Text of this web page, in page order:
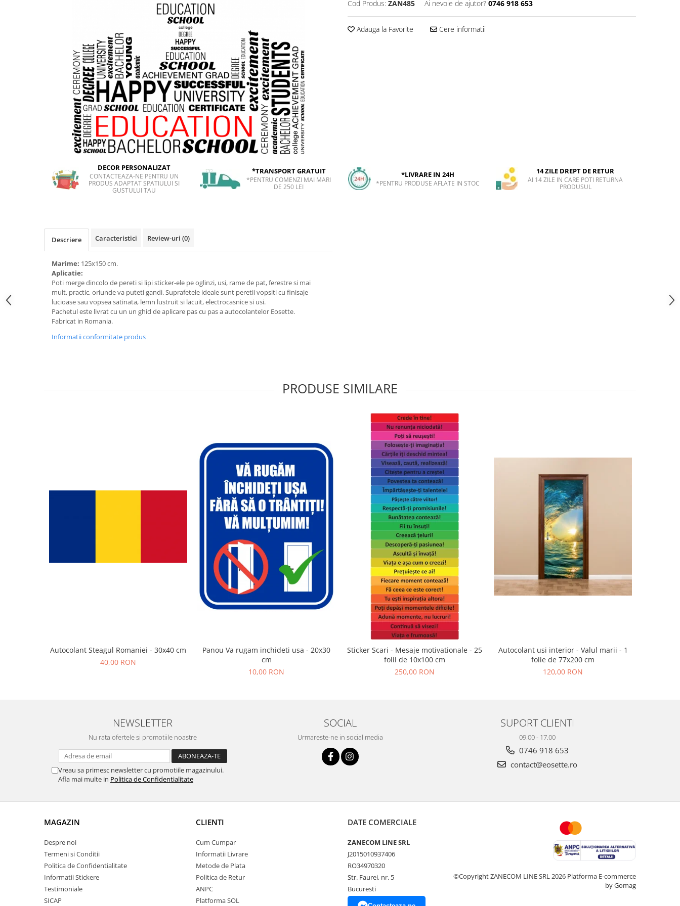
Stickere Perete Pentru Camera De
Stickere Pentru Bucatarie
Stickere pentru Usi
Stickere pentru Scari
Stickere pentru Podea
Stickere Semnalistica
Stickere Panou Poze
Cod Produs: ZAN485 Ai nevoie de ajutor? 0746 918 653
Adauga la Favorite Cere informatii
DECOR PERSONALIZAT
CONTACTEAZA-NE PENTRU UN
PRODUS ADAPTAT SPATIULUI SI
GUSTULUI TAU
*TRANSPORT GRATUIT
*PENTRU COMENZI MAI MARI
DE 250 LEI
*LIVRARE IN 24H
*PENTRU PRODUSE AFLATE IN STOC
14 ZILE DREPT DE RETUR
AI 14 ZILE IN CARE POTI RETURNA
PRODUSUL
Descriere Caracteristici Review-uri (0)
Marime: 125x150 cm.
Aplicatie:
Poti merge dincolo de pereti si lipi sticker-ele pe oglinzi, usi, rame de pat, ferestre si mai
mult, practic, oriunde va puteti gandi. Suprafetele ideale sunt peretii vopsiti cu finisaje
lucioase sau vopsea satinata, lemn lustruit si lacuit, electrocasnice si usi.
Pachetul este livrat cu un un ghid de aplicare pas cu pas a autocolantelor Eosette.
Fabricat in Romania.
Informatii conformitate produs
PRODUSE SIMILARE
Autocolant Steagul Romaniei - 30x40 cm
40,00 RON
Panou Va rugam inchideti usa - 20x30
cm
10,00 RON
Sticker Scari - Mesaje motivationale - 25
folii de 10x100 cm
250,00 RON
Autocolant usi interior - Valul marii - 1
folie de 77x200 cm
120,00 RON
NEWSLETTER
Nu rata ofertele si promotiile noastre
Vreau sa primesc newsletter cu promotiile magazinului.
Afla mai multe in Politica de Confidentialitate
SOCIAL
Urmareste-ne in social media
SUPORT CLIENTI
09.00 - 17.00
0746 918 653
contact@eosette.ro
MAGAZIN
Despre noi
Termeni si Conditii
Politica de Confidentialitate
Informatii Stickere
Testimoniale
SICAP
CLIENTI
Cum Cumpar
Informatii Livrare
Metode de Plata
Politica de Retur
ANPC
Platforma SOL
DATE COMERCIALE
ZANECOM LINE SRL
J2015010937406
RO34970320
Str. Faurei, nr. 5
Bucuresti
©Copyright ZANECOM LINE SRL 2026 Platforma E-commerce
by Gomag